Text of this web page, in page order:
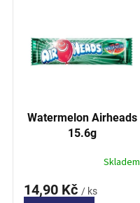
Watermelon Airheads
15.6g
Skladem
14,90 Kč / ks